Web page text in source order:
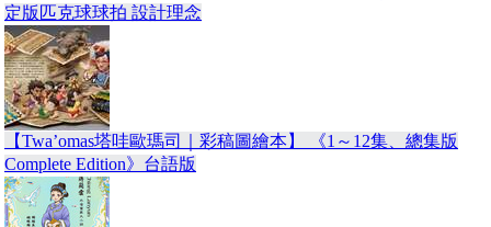
定版匹克球球拍 設計理念
【Twa’omas塔哇歐瑪司｜彩稿圖繪本】 《1～12集、總集版
Complete Edition》台語版